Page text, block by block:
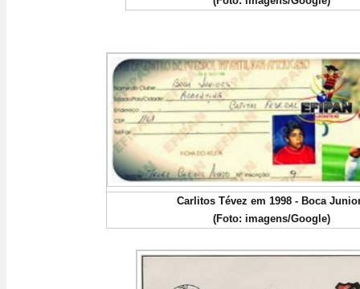
Carlitos Tévez em 1998 - Boca
(Foto: imagens/Google)